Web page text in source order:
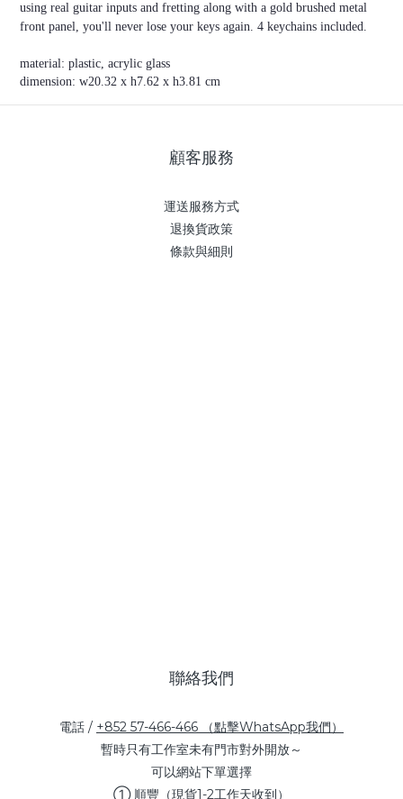
using real guitar inputs and fretting along with a gold brushed metal
front panel, you'll never lose your keys again. 4 keychains included.
material: plastic, acrylic glass
dimension: w20.32 x h7.62 x h3.81 cm
顧客服務
運送服務方式
退換貨政策
條款與細則
聯絡我們
電話 / +852 57-466-466 （點擊WhatsApp我們）
暫時只有工作室未有門市對外開放～
可以網站下單選擇
① 順豐（現貨1-2工作天收到）